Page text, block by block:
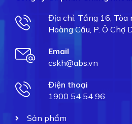
Địa chỉ: Tầng 16, Tòa
Hoàng Cầu, P. Ô Chợ
Email
cskh@abs.vn
Điện thoại
1900 54 54 96
Sản phẩm